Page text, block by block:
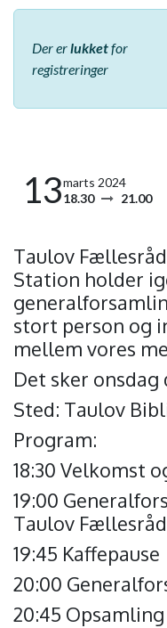
Der erlukketfor
registreringer
13marts 2024
18.30
21.00
Taulov
Station holder
stort person og
mellem vores
Det sker onsdag
Sted: Taulov
Program:
18:30 Velkomst
19:00
Taulov Fællesråd
19:45 Kaffepause
20:00
20:45